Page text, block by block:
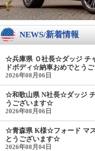
NEWS/新着情報
☆兵庫県 Ｏ社長☆ダッジ チ
ドボディ☆納車おめでとう
2026年08月06日
☆和歌山県 N社長☆ダッジ
うございます☆
2026年08月06日
☆青森県 K様☆フォード マ
とうございます☆
2026年08月04日